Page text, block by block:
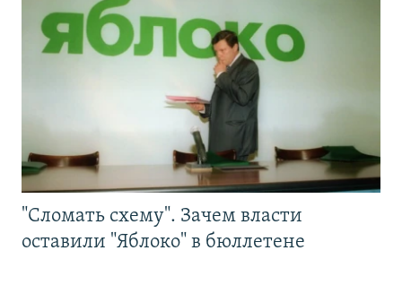
"Сломать схему". Зачем власти
оставили "Яблоко" в бюллетене